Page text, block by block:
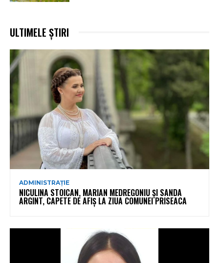
ULTIMELE ȘTIRI
ADMINISTRAȚIE
NICULINA STOICAN, MARIAN MEDREGONIU ȘI SANDA
ARGINT, CAPETE DE AFIȘ LA ZIUA COMUNEI PRISEACA